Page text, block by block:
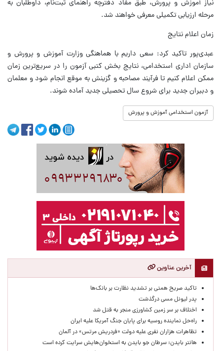
نیاز آموزش و پرورش، طبق مفاد دفترچه راهنمای ثبت‌نام، داوطلبان به
مرحله ارزیابی تکمیلی معرفی خواهند شد.
زمان اعلام نتایج
عبدی‌پور تاکید کرد: سعی داریم با هماهنگی وزارت آموزش و پرورش و
سازمان‌ اداری استخدامی، نتایج بخش کتبی آزمون را در سریع‌ترین زمان
ممکن اعلام کنیم تا فرآیند مصاحبه و گزینش به موقع انجام شود و معلمان
و دبیران جدید برای شروع سال تحصیلی جدید آماده شوند.
آزمون استخدامی آموزش و پرورش
آخرین عناوین
تاکید صریح همتی بر تشدید نظارت بر بانک‌ها
پدر لیونل مسی درگذشت
اختلاف بر سر زمین کشاورزی منجر به قتل شد
راه‌حل نماینده روسیه برای پایان جنگ آمریکا علیه ایران
تظاهرات هزاران نفری علیه دولت «فردریش مرتس» در آلمان
هانتر بایدن: سرطان جو بایدن به استخوان‌هایش سرایت کرده است